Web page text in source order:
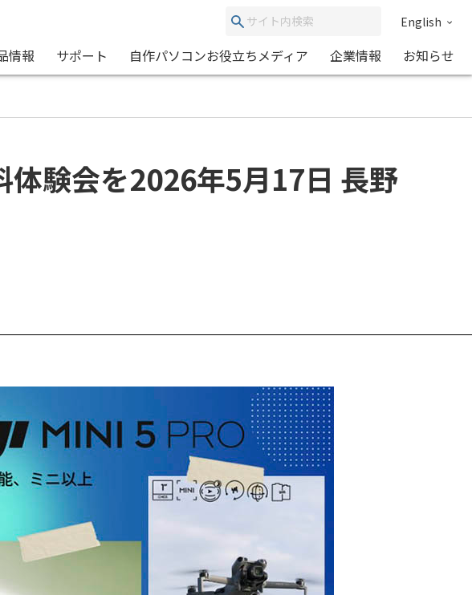
English
情報 サポート 自作パソコンお役立ちメディア 企業情報 お知らせ
体験会を2026年5月17日 長野